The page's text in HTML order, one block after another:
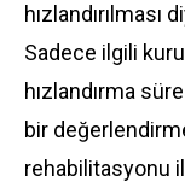
Sadece ilgili
hızlandırma
bir
rehabilitasyonu